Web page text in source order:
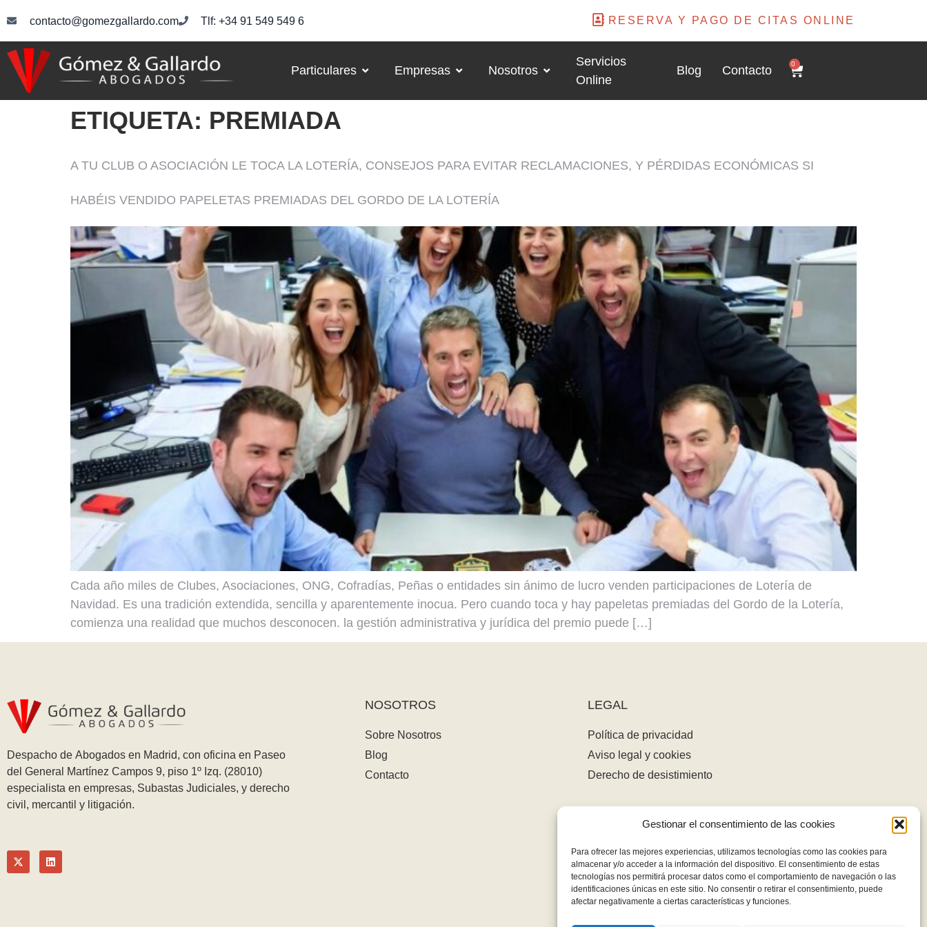
Gestionar el consentimiento de las cookies
Para ofrecer las mejores experiencias, utilizamos tecnologías como las cookies para
almacenar y/o acceder a la información del dispositivo. El consentimiento de estas
tecnologías nos permitirá procesar datos como el comportamiento de navegación o las
identificaciones únicas en este sitio. No consentir o retirar el consentimiento, puede
afectar negativamente a ciertas características y funciones.
contacto@gomezgallardo.com Tlf: +34 91 549 549 6 RESERVA Y PAGO DE CITAS ONLINE
Particulares Empresas Nosotros
Servicios
Online
Blog Contacto 0
ETIQUETA: PREMIADA
A TU CLUB O ASOCIACIÓN LE TOCA LA LOTERÍA, CONSEJOS PARA EVITAR RECLAMACIONES, Y PÉRDIDAS ECONÓMICAS SI
HABÉIS VENDIDO PAPELETAS PREMIADAS DEL GORDO DE LA LOTERÍA
Cada año miles de Clubes, Asociaciones, ONG, Cofradías, Peñas o entidades sin ánimo de lucro venden participaciones de Lotería de
Navidad. Es una tradición extendida, sencilla y aparentemente inocua. Pero cuando toca y hay papeletas premiadas del Gordo de la Lotería,
comienza una realidad que muchos desconocen. la gestión administrativa y jurídica del premio puede […]
Despacho de Abogados en Madrid, con oficina en Paseo
del General Martínez Campos 9, piso 1º Izq. (28010)
especialista en empresas, Subastas Judiciales, y derecho
civil, mercantil y litigación.
NOSOTROS
Sobre Nosotros
Blog
Contacto
LEGAL
Política de privacidad
Aviso legal y cookies
Derecho de desistimiento